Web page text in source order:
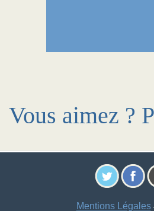
Vous aimez ?
Mentions Légales